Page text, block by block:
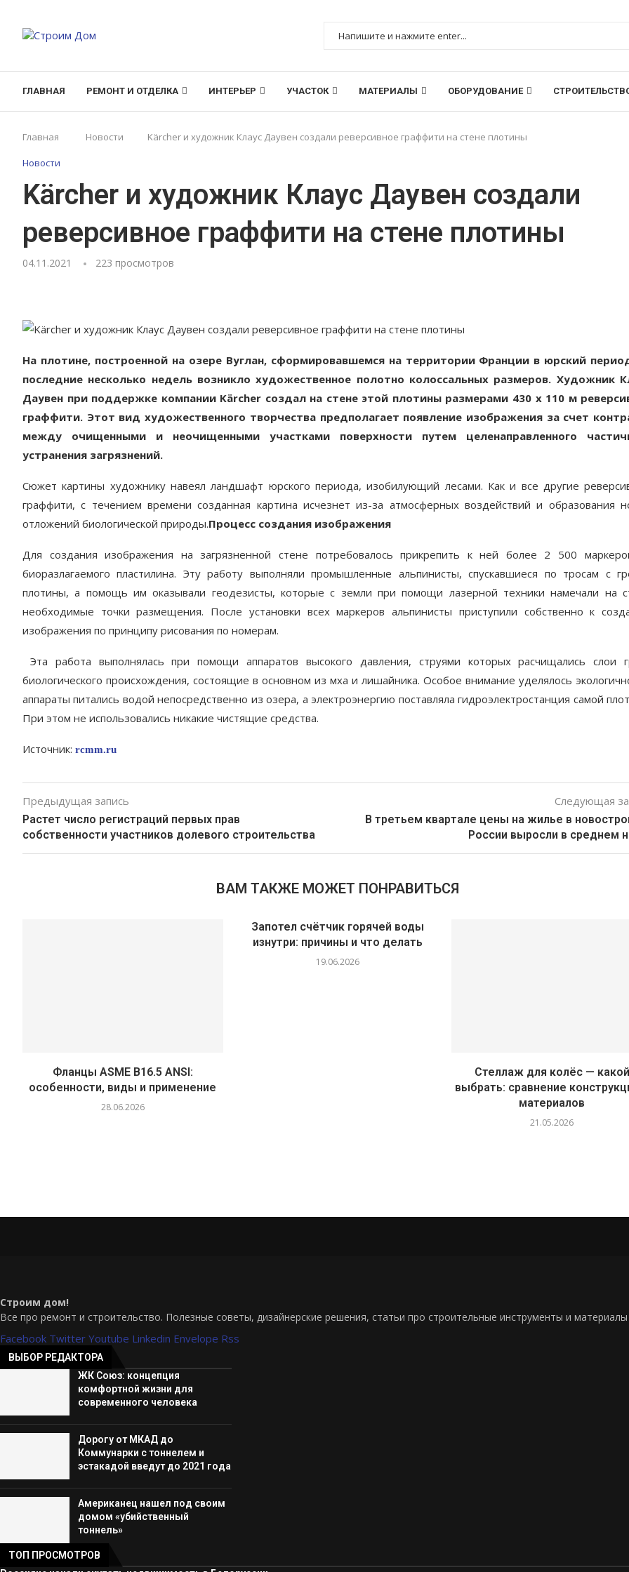
ГЛАВНАЯ РЕМОНТ И ОТДЕЛКА ИНТЕРЬЕР УЧАСТОК МАТЕРИАЛЫ ОБОРУДОВАНИЕ
Главная Новости Kärcher и художник Клаус Даувен создали реверсивное граффити на стене плотины
Новости
Kärcher и художник Клаус Даувен создали
реверсивное граффити на стене плотины
04.11.2021 223 просмотров
На плотине, построенной на озере Вуглан, сформировавшемся на территории Франции в юрский
последние несколько недель возникло художественное полотно колоссальных размеров. Художник
Даувен при поддержке компании Kärcher создал на стене этой плотины размерами 430 х 110 м
граффити. Этот вид художественного творчества предполагает появление изображения за счет
между очищенными и неочищенными участками поверхности путем целенаправленного
устранения загрязнений.
Сюжет картины художнику навеял ландшафт юрского периода, изобилующий лесами. Как и все другие
граффити, с течением времени созданная картина исчезнет из-за атмосферных воздействий и образования
отложений биологической природы.Процесс создания изображения
Для создания изображения на загрязненной стене потребовалось прикрепить к ней более 2 500
биоразлагаемого пластилина. Эту работу выполняли промышленные альпинисты, спускавшиеся по тросам с
плотины, а помощь им оказывали геодезисты, которые с земли при помощи лазерной техники намечали на
необходимые точки размещения. После установки всех маркеров альпинисты приступили собственно к
изображения по принципу рисования по номерам.
Эта работа выполнялась при помощи аппаратов высокого давления, струями которых расчищались слои
биологического происхождения, состоящие в основном из мха и лишайника. Особое внимание уделялось
аппараты питались водой непосредственно из озера, а электроэнергию поставляла гидроэлектростанция самой
При этом не использовались никакие чистящие средства.
Источник: rcmm.ru
Предыдущая запись
Растет число регистраций первых прав
собственности участников долевого строительства
Следующая
В третьем квартале цены на жилье в
России выросли в среднем
ВАМ ТАКЖЕ МОЖЕТ ПОНРАВИТЬСЯ
Фланцы ASME B16.5 ANSI:
особенности, виды и применение
28.06.2026
Запотел счётчик горячей воды
изнутри: причины и что делать
19.06.2026
Стеллаж для колёс — какой
выбрать: сравнение
материалов
21.05.2026
Строим дом!
Все про ремонт и строительство. Полезные советы, дизайнерские решения, статьи про строительные инструменты и
Facebook Twitter Youtube Linkedin Envelope Rss
ВЫБОР РЕДАКТОРА
ЖК Союз: концепция
комфортной жизни для
современного человека
Дорогу от МКАД до
Коммунарки с тоннелем и
эстакадой введут до 2021 года
Американец нашел под своим
домом «убийственный
тоннель»
ТОП ПРОСМОТРОВ